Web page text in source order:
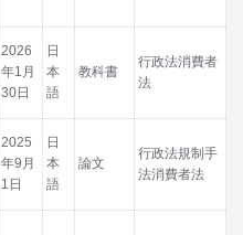
2026
年1月
30日
日
本
語
教科書
行政法消費者
法
2025
年9月
1日
日
本
語
論文
行政法規制手
法消費者法